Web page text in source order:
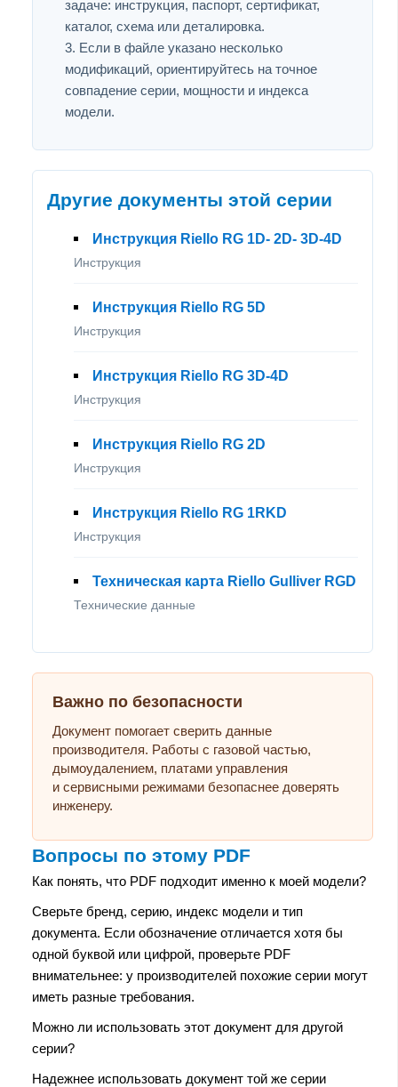
задаче: инструкция, паспорт, сертификат,
каталог, схема или деталировка.
Если в файле указано несколько
модификаций, ориентируйтесь на точное
совпадение серии, мощности и индекса
модели.
Другие документы этой серии
Инструкция Riello RG 1D- 2D- 3D-4D
Инструкция
Инструкция Riello RG 5D
Инструкция
Инструкция Riello RG 3D-4D
Инструкция
Инструкция Riello RG 2D
Инструкция
Инструкция Riello RG 1RKD
Инструкция
Техническая карта Riello Gulliver RGD
Технические данные
Важно по безопасности
Документ помогает сверить данные
производителя. Работы с газовой частью,
дымоудалением, платами управления
и сервисными режимами безопаснее доверять
инженеру.
Вопросы по этому PDF
Как понять, что PDF подходит именно к моей модели?
Сверьте бренд, серию, индекс модели и тип
документа. Если обозначение отличается хотя бы
одной буквой или цифрой, проверьте PDF
внимательнее: у производителей похожие серии могут
иметь разные требования.
Можно ли использовать этот документ для другой
серии?
Надежнее использовать документ той же серии